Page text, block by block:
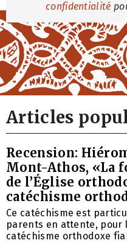
confidentialité
Articles
Recension:
Mont-Athos, «La
de l’Église
catéchisme
Ce catéchisme est
parents en attente, pour
catéchisme orthodoxe